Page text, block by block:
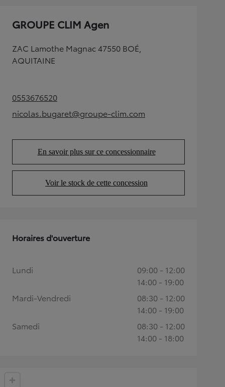
GROUPE CLIM Agen
ZAC Lamothe Magnac 47550 BOÉ,
AQUITAINE
0553676520(Opens in new tab)
nicolas.bugaret@groupe-clim.com
(Opens in new tab)
En savoir plus sur ce concessionnaire
(Opens in new tab)
Voir le stock de cette concession
(Opens in new tab)
Horaires d'ouverture
Lundi
09:00 - 12:00
14:00 - 19:00
Mardi-Vendredi
08:30 - 12:00
14:00 - 19:00
Samedi
08:30 - 12:00
14:00 - 18:00